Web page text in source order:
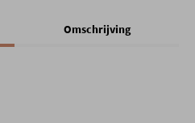
Omschrijving